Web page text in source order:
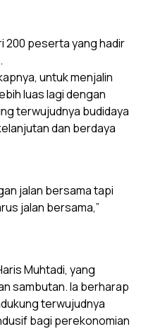
200 peserta yang hadir
untuk menjalin
luas lagi dengan
terwujudnya budidaya
dan berdaya
jalan bersama tapi
jalan bersama,”
Muhtadi, yang
sambutan. Ia berharap
terwujudnya
bagi perekonomian